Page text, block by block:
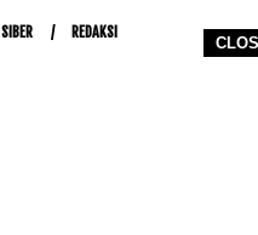
REDAKSI